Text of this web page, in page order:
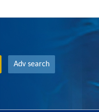
Adv search